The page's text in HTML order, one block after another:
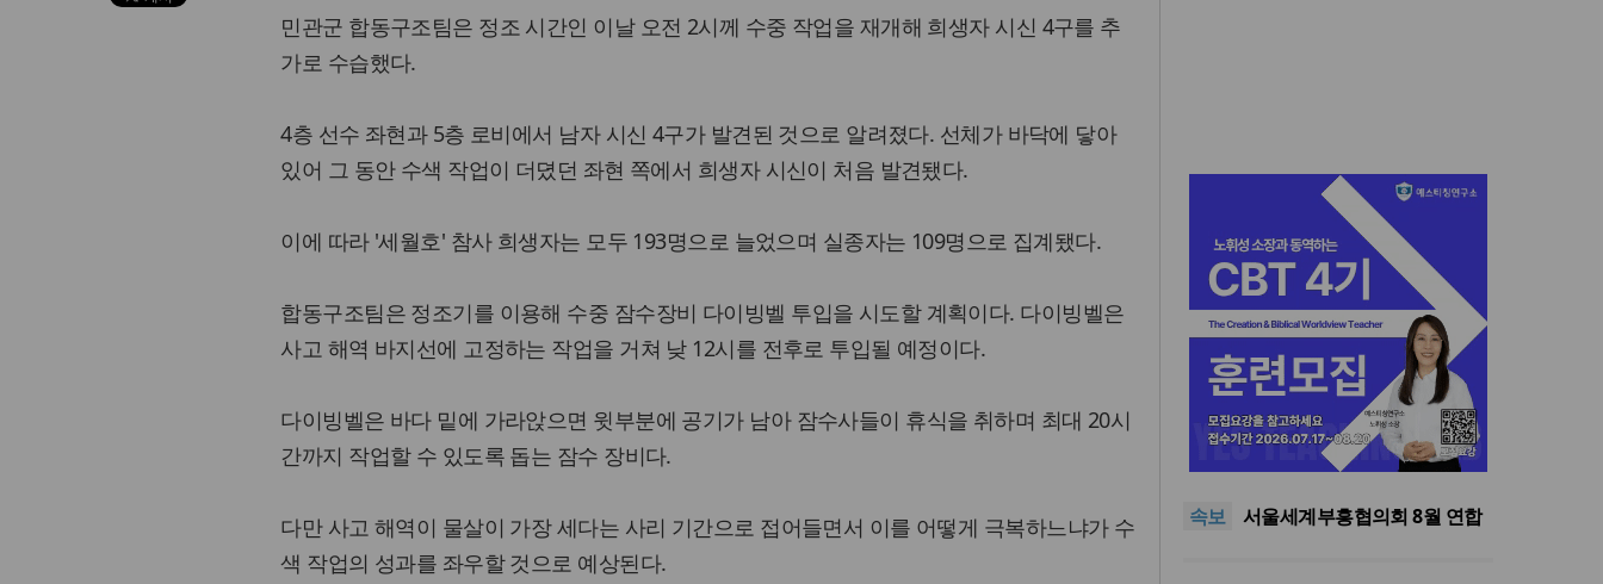
민관군 합동구조팀은 정조 시간인 이날 오전 2시께 수중 작업을 재개해 희생자 시신 4구를 추
가로 수습했다.
4층 선수 좌현과 5층 로비에서 남자 시신 4구가 발견된 것으로 알려졌다. 선체가 바닥에 닿아
있어 그 동안 수색 작업이 더뎠던 좌현 쪽에서 희생자 시신이 처음 발견됐다.
이에 따라 '세월호' 참사 희생자는 모두 193명으로 늘었으며 실종자는 109명으로 집계됐다.
합동구조팀은 정조기를 이용해 수중 잠수장비 다이빙벨 투입을 시도할 계획이다. 다이빙벨은
사고 해역 바지선에 고정하는 작업을 거쳐 낮 12시를 전후로 투입될 예정이다.
다이빙벨은 바다 밑에 가라앉으면 윗부분에 공기가 남아 잠수사들이 휴식을 취하며 최대 20시
간까지 작업할 수 있도록 돕는 잠수 장비다.
다만 사고 해역이 물살이 가장 세다는 사리 기간으로 접어들면서 이를 어떻게 극복하느냐가 수
색 작업의 성과를 좌우할 것으로 예상된다.
속보
“한국 복음의 시작에는 미국보
다 먼저 일본이 있었습니다”
“기도로 시작한 스틸 美 대사,
중단하라”
서울세계부흥협의회 8월 연합